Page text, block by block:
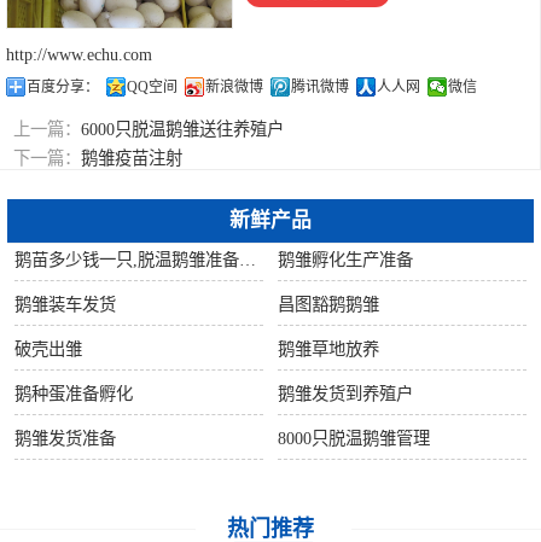
http://www.echu.com
百度分享： QQ空间 新浪微博 腾讯微博 人人网 微信
上一篇： 6000只脱温鹅雏送往养殖户
下一篇： 鹅雏疫苗注射
新鲜产品
鹅雏孵化生产准备
鹅雏装车发货 昌图豁鹅鹅雏
破壳出雏 鹅雏草地放养
鹅种蛋准备孵化 鹅雏发货到养殖户
鹅雏发货准备 8000只脱温鹅雏管理
热门推荐